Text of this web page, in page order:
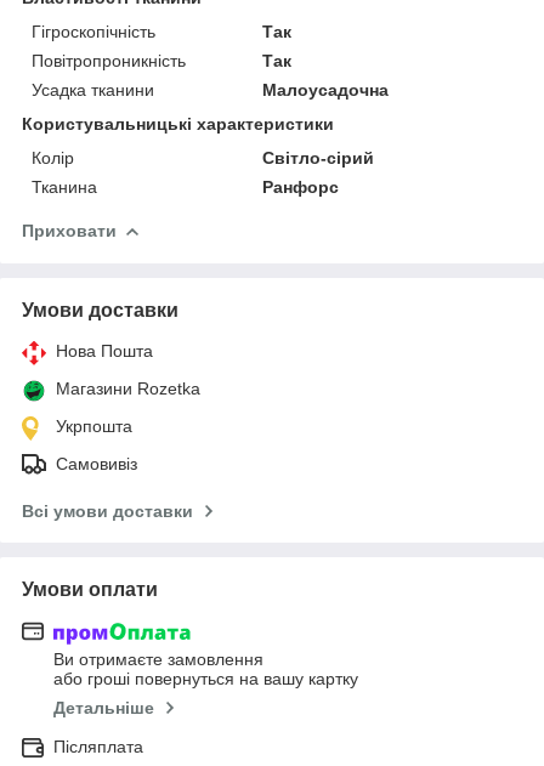
Гігроскопічність
Так
Повітропроникність
Так
Усадка тканини
Малоусадочна
Користувальницькі характеристики
Колір
Світло-сірий
Тканина
Ранфорс
Приховати
Умови доставки
Нова Пошта
Магазини Rozetka
Укрпошта
Самовивіз
Всі умови доставки
Умови оплати
Ви отримаєте замовлення
або гроші повернуться на вашу картку
Детальніше
Післяплата